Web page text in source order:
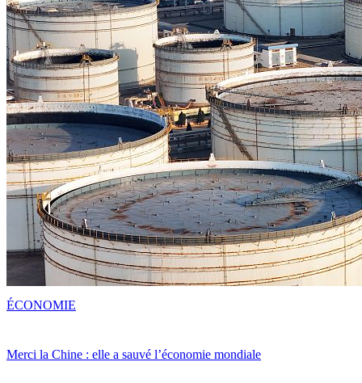
Merci la Chine : elle a sauvé l’économie mondiale
ÉCONOMIE